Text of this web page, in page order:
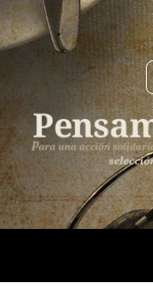
Saltar
al
contenido